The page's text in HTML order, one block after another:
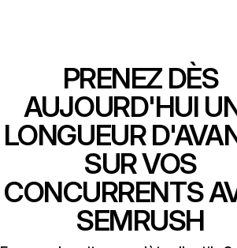
PRENEZ DÈS
AUJOURD'HUI
LONGUEUR
SUR VOS
CONCURRENTS
SEMRUSH